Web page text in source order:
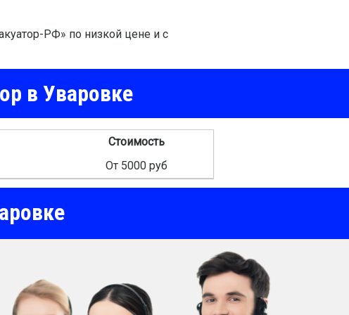
РФ» по низкой цене и с
в Уваровке
Стоимость
От 5000 руб